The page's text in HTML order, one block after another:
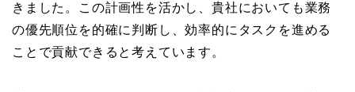
きました。この計画性を活かし、貴社においても業務
の優先順位を的確に判断し、効率的にタスクを進める
ことで貢献できると考えています。